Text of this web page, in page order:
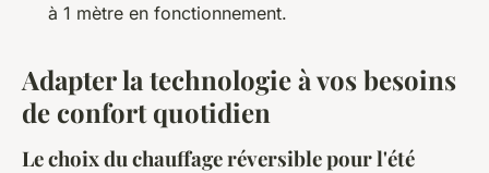
à 1 mètre en fonctionnement.
Adapter la technologie à vos besoins
de confort quotidien
Le choix du chauffage réversible pour l'été